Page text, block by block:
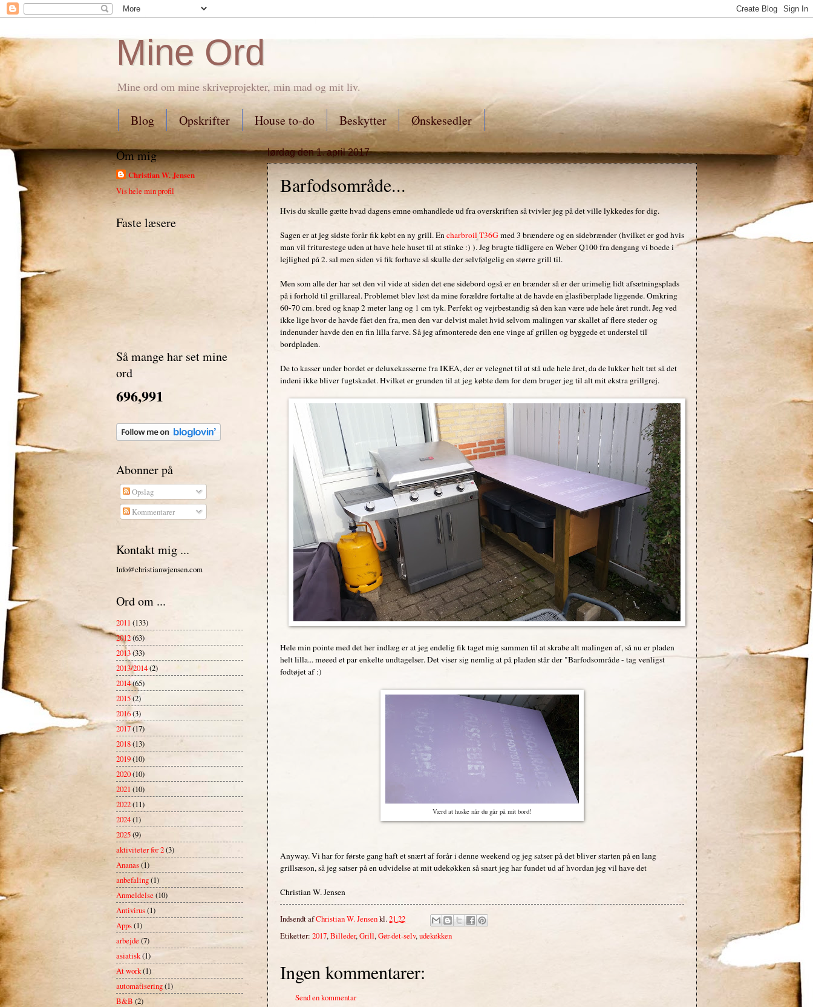
Mine Ord
Mine ord om mine skriveprojekter, min mad og mit liv.
Blog Opskrifter House to-do Beskytter Ønskesedler
lørdag den 1. april 2017
Barfodsområde...
Hvis du skulle gætte hvad dagens emne omhandlede ud fra overskriften så tvivler jeg på det ville lykkedes for dig.
Sagen er at jeg sidste forår fik købt en ny grill. Encharbroil T36Gmed 3 brændere og en sidebrænder (hvilket er god hvis
man vil friturestege uden at have hele huset til at stinke :) ). Jeg brugte tidligere en Weber Q100 fra dengang vi boede i
lejlighed på 2. sal men siden vi fik forhave så skulle der selvfølgelig en større grill til.
Men som alle der har set den vil vide at siden det ene sidebord også er en brænder så er der urimelig lidt afsætningsplads
på i forhold til grillareal. Problemet blev løst da mine forældre fortalte at de havde en glasfiberplade liggende. Omkring
60-70 cm. bred og knap 2 meter lang og 1 cm tyk. Perfekt og vejrbestandig så den kan være ude hele året rundt. Jeg ved
ikke lige hvor de havde fået den fra, men den var delvist malet hvid selvom malingen var skallet af flere steder og
indenunder havde den en fin lilla farve. Så jeg afmonterede den ene vinge af grillen og byggede et understel til
bordpladen.
De to kasser under bordet er deluxekasserne fra IKEA, der er velegnet til at stå ude hele året, da de lukker helt tæt så det
indeni ikke bliver fugtskadet. Hvilket er grunden til at jeg købte dem for dem bruger jeg til alt mit ekstra grillgrej.
Hele min pointe med det her indlæg er at jeg endelig fik taget mig sammen til at skrabe alt malingen af, så nu er pladen
helt lilla... meeed et par enkelte undtagelser. Det viser sig nemlig at på pladen står der "Barfodsområde - tag venligst
fodtøjet af :)
Værd at huske når du går på mit bord!
Anyway. Vi har for første gang haft et snært af forår i denne weekend og jeg satser på det bliver starten på en lang
grillsæson, så jeg satser på en udvidelse at mit udekøkken så snart jeg har fundet ud af hvordan jeg vil have det
Christian W. Jensen
Indsendt afChristian W. Jensenkl.21.22
Etiketter: 2017,Billeder,Grill,Gør-det-selv,udekøkken
Ingen kommentarer:
Send en kommentar
Om mig
Christian W. Jensen
Vis hele min profil
Faste læsere
Så mange har set mine
ord
696,991
Abonner på
Opslag
Kommentarer
Kontakt mig ...
Info@christianwjensen.com
Ord om ...
2011 (133)
2012(63)
2013(33)
2013/2014(2)
2014(65)
2015(2)
2016(3)
2017(17)
2018(13)
2019(10)
2020(10)
2021 (10)
2022(11)
2024(1)
2025(9)
aktiviteter for 2(3)
Ananas(1)
anbefaling(1)
Anmeldelse(10)
Antivirus(1)
Apps(1)
arbejde (7)
asiatisk(1)
At work(1)
automatisering(1)
B&B (2)